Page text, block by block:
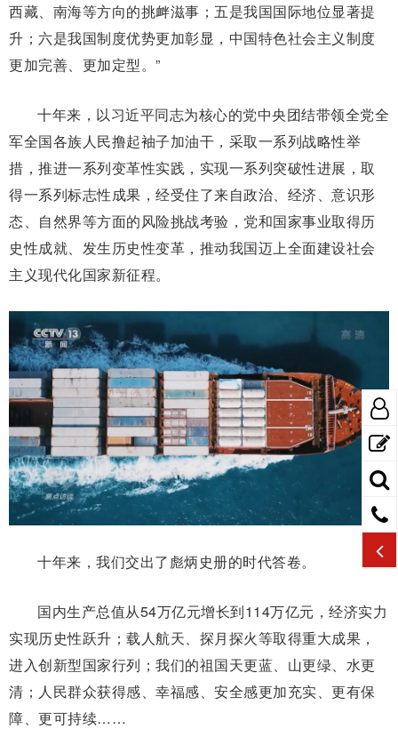
西藏、南海等方向的挑衅滋事；五是我国国际地位显著提
升；六是我国制度优势更加彰显，中国特色社会主义制度
更加完善、更加定型。”
十年来，以习近平同志为核心的党中央团结带领全党全
军全国各族人民撸起袖子加油干，采取一系列战略性举
措，推进一系列变革性实践，实现一系列突破性进展，取
得一系列标志性成果，经受住了来自政治、经济、意识形
态、自然界等方面的风险挑战考验，党和国家事业取得历
史性成就、发生历史性变革，推动我国迈上全面建设社会
主义现代化国家新征程。
十年来，我们交出了彪炳史册的时代答卷。
国内生产总值从54万亿元增长到114万亿元，经济实力
实现历史性跃升；载人航天、探月探火等取得重大成果，
进入创新型国家行列；我们的祖国天更蓝、山更绿、水更
清；人民群众获得感、幸福感、安全感更加充实、更有保
障、更可持续……